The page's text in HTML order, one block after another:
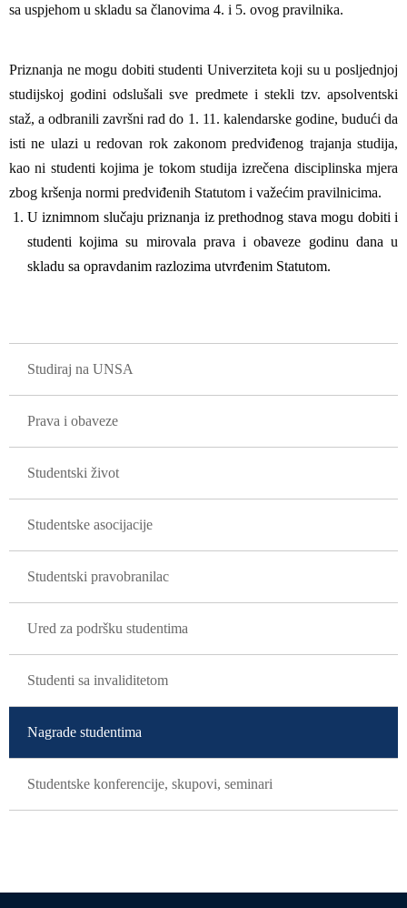
sa uspjehom u skladu sa članovima 4. i 5. ovog pravilnika.
Priznanja ne mogu dobiti studenti Univerziteta koji su u posljednjoj
studijskoj godini odslušali sve predmete i stekli tzv. apsolventski
staž, a odbranili završni rad do 1. 11. kalendarske godine, budući da
isti ne ulazi u redovan rok zakonom predviđenog trajanja studija,
kao ni studenti kojima je tokom studija izrečena disciplinska mjera
zbog kršenja normi predviđenih Statutom i važećim pravilnicima.
U iznimnom slučaju priznanja iz prethodnog stava mogu dobiti i
studenti kojima su mirovala prava i obaveze godinu dana u
skladu sa opravdanim razlozima utvrđenim Statutom.
Studiraj na UNSA
Prava i obaveze
Studentski život
Studentske asocijacije
Studentski pravobranilac
Ured za podršku studentima
Studenti sa invaliditetom
Nagrade studentima
Studentske konferencije, skupovi, seminari